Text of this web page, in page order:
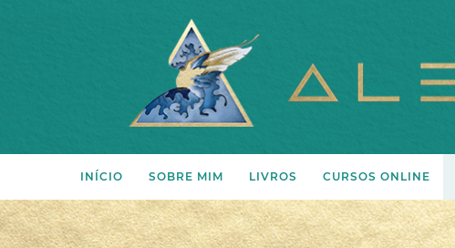
INÍCIO SOBRE MIM
Projeto
LIVROS
Livros
CURSOS ONLINE